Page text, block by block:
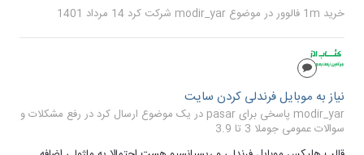
خرید 1m فالوور در موضوع modir_yar شرکت کرد 14 مرداد 1401
نیاز به موبایل فرندلی کردن سایت
modir_yar پاسخی برای pasar در یک موضوع ارسال کرد در
رفع مشکلات و
سوالات عمومی جوملا 3 تا 3.9